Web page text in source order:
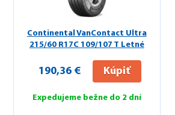
Continental VanContact Ultra
215/60 R17C 109/107 T Letné
190,36 € Kúpiť
Expedujeme bežne do 2 dní